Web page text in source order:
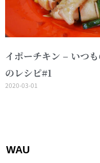
イポーチキン – いつ
のレシピ#1
2020-03-01
WAU